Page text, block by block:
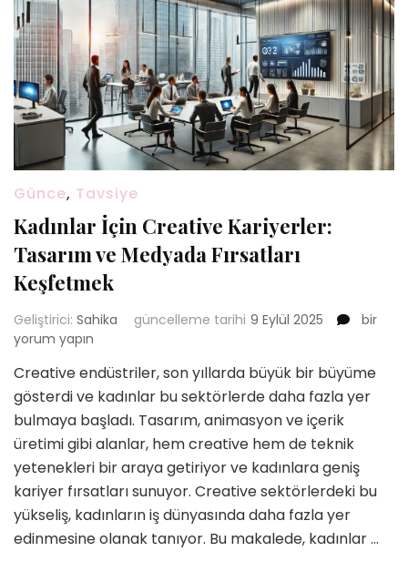
Günce, Tavsiye
Kadınlar İçin Creative Kariyerler:
Tasarım ve Medyada Fırsatları
Keşfetmek
Geliştirici: Sahika güncelleme tarihi 9 Eylül 2025
Kadınlar
Tasarım
için
bir
yorum yapın
Creative endüstriler, son yıllarda büyük bir büyüme
gösterdi ve kadınlar bu sektörlerde daha fazla yer
bulmaya başladı. Tasarım, animasyon ve içerik
üretimi gibi alanlar, hem creative hem de teknik
yetenekleri bir araya getiriyor ve kadınlara geniş
kariyer fırsatları sunuyor. Creative sektörlerdeki bu
yükseliş, kadınların iş dünyasında daha fazla yer
edinmesine olanak tanıyor. Bu makalede, kadınlar …